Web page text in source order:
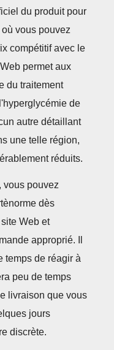
du produit pour
vous pouvez
compétitif avec le
permet aux
du traitement
de
autre détaillant
une telle région,
réduits.
vous pouvez
dès
Web et
approprié. Il
temps de réagir à
peu de temps
livraison que vous
jours
discrète.